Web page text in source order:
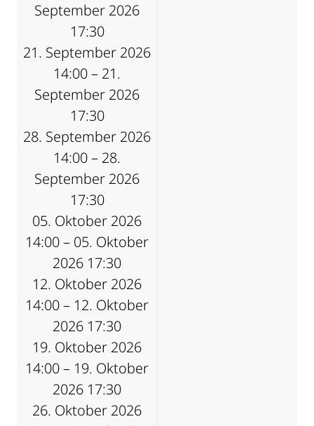
September 2026
17:30
21. September 2026
14:00 – 21.
September 2026
17:30
28. September 2026
14:00 – 28.
September 2026
17:30
05. Oktober 2026
14:00 – 05. Oktober
2026 17:30
12. Oktober 2026
14:00 – 12. Oktober
2026 17:30
19. Oktober 2026
14:00 – 19. Oktober
2026 17:30
26. Oktober 2026